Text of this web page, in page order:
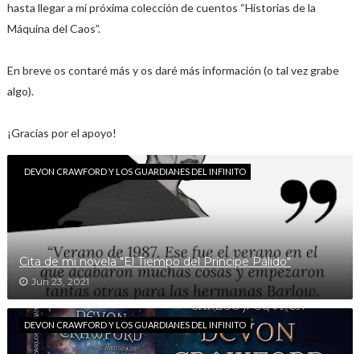
hasta llegar a mi próxima colección de cuentos “Historias de la
Máquina del Caos”.
En breve os contaré más y os daré más información (o tal vez grabe
algo).
¡Gracias por el apoyo!
DEVON CRAWFORD Y LOS GUARDIANES DEL INFINITO
Cita de mi novela "El Tiempo del Príncipe Pálido"
Jun 23, 2021
DEVON CRAWFORD Y LOS GUARDIANES DEL INFINITO